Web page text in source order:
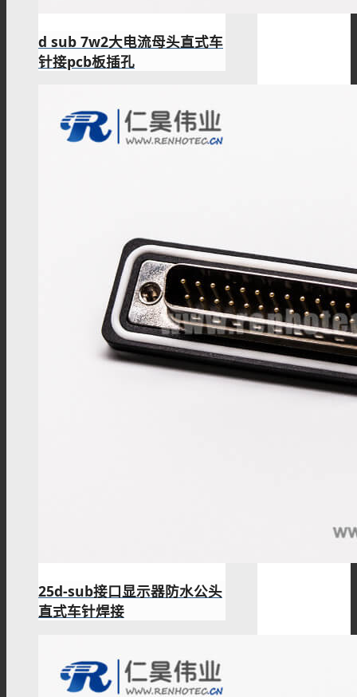
d sub 7w2大电流母头直式车
针接pcb板插孔
25d-sub接口显示器防水公头
直式车针焊接